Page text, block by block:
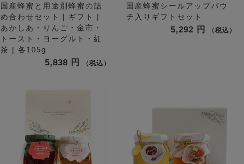
国産蜂蜜と用途別蜂蜜の詰
め合わせセット｜ギフト |
あかしあ・りんご・金市・
トースト・ヨーグルト・紅
茶 | 各105g
5,838 税込
国産蜂蜜シールアップパウ
チ入りギフトセット
5,292 税込